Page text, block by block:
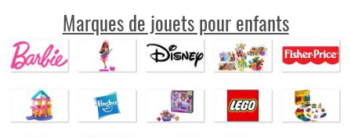
Marques de jouets pour enfants